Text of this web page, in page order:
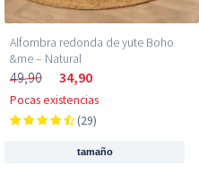
Alfombra redonda de yute Boho
&me – Natural
49,90 34,90
Pocas existencias
(29)
tamaño